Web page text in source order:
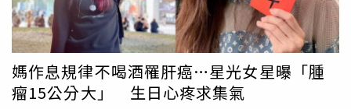
同學來了）小鐘最後還開玩笑向所有的親朋好友和圈內朋友
表示，若真想看周杰倫演唱會，卻搶不到票的話，可以找阿
Ken，「找一個每天跟他（周杰倫）打網球的人、演唱會會
出現的人、周遊記會出現的人」！
媽作息規律不喝酒罹肝癌…星光女星曝「腫
瘤15公分大」 生日心疼求集氣